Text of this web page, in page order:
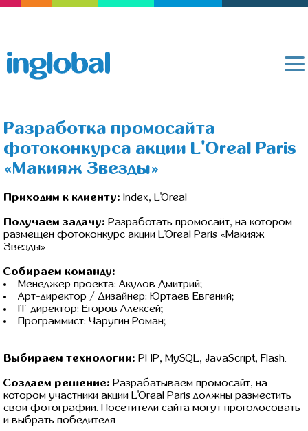
Разработка промосайта
фотоконкурса акции L'Oreal Paris
«Макияж Звезды»
Приходим к клиенту: Index, L'Oreal
Получаем задачу: Разработать промосайт, на котором
размещен фотоконкурс акции L'Oreal Paris «Макияж
Звезды».
Собираем команду:
Менеджер проекта: Акулов Дмитрий;
Арт-директор / Дизайнер: Юртаев Евгений;
IT-директор: Егоров Алексей;
Программист: Чаругин Роман;
Выбираем технологии: PHP, MySQL, JavaScript, Flash.
Создаем решение: Разрабатываем промосайт, на
котором участники акции L'Oreal Paris должны разместить
свои фотографии. Посетители сайта могут проголосовать
и выбрать победителя.